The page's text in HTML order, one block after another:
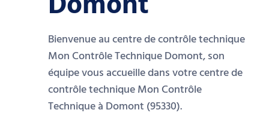
Bienvenue au centre de contrôle technique
Mon Contrôle Technique Domont, son
équipe vous accueille dans votre centre de
contrôle technique Mon Contrôle
Technique à Domont (95330).